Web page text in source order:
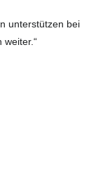
unterstützen bei